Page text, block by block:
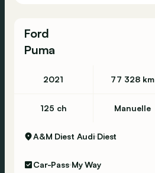
Ford
Puma
2021 77 328 km
125 ch Manuelle
A&M Diest Audi Diest
Car-Pass My Way